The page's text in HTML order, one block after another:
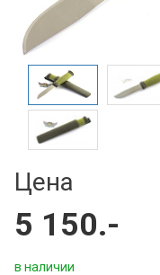
Цена
5 150.-
в наличии